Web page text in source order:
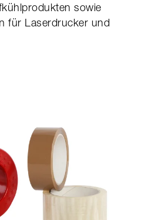
sowie
für Laserdrucker und